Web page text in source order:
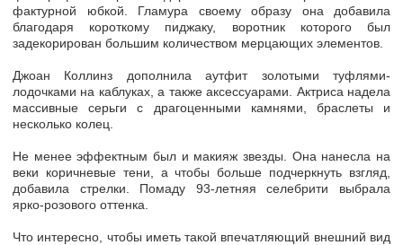
фактурной юбкой. Гламура своему образу она добавила
благодаря короткому пиджаку, воротник которого был
задекорирован большим количеством мерцающих элементов.
Джоан Коллинз дополнила аутфит золотыми туфлями-
лодочками на каблуках, а также аксессуарами. Актриса надела
массивные серьги с драгоценными камнями, браслеты и
несколько колец.
Не менее эффектным был и макияж звезды. Она нанесла на
веки коричневые тени, а чтобы больше подчеркнуть взгляд,
добавила стрелки. Помаду 93-летняя селебрити выбрала
ярко-розового оттенка.
Что интересно, чтобы иметь такой впечатляющий внешний вид